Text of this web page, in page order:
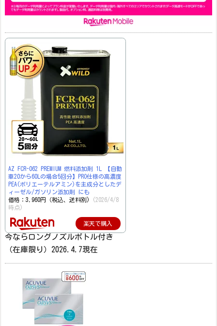
AZ FCR-062 PREMIUM 燃料添加剤 1L 【自動
車20から60Lの場合5回分】PRO仕様の高濃度
PEA(ポリエーテルアミン)を主成分としたデ
ィーゼル/ガソリン添加剤 にも
価格：3,960円（税込、送料別)
(2026/4/8
時点)
楽天で購入
今ならロングノズルボトル付き
（在庫限り）2026.4.7現在